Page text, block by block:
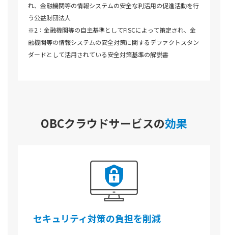
れ、金融機関等の情報システムの安全な利活用の促進活動を行
う公益財団法人
※2：金融機関等の自主基準としてFISCによって策定され、金
融機関等の情報システムの安全対策に関するデファクトスタン
ダードとして活用されている安全対策基準の解説書
OBCクラウドサービスの効果
セキュリティ対策の負担を削減